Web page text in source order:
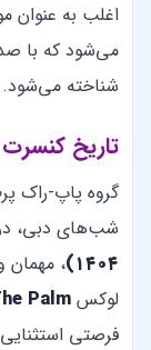
اغلب به
می‌شود که با
شناخته می‌شود.
تاریخ کنسرت
گروه پاپ-راک
شب‌های دبی، در
۱۴۰۴) ، مهمان
لوکسPalm